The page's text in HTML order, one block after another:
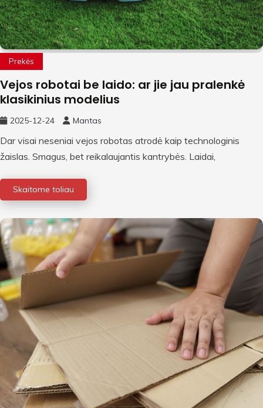
Prekės
Vejos robotai be laido: ar jie jau pralenkė
klasikinius modelius
2025-12-24 Mantas
Dar visai neseniai vejos robotas atrodė kaip technologinis
žaislas. Smagus, bet reikalaujantis kantrybės. Laidai,
Skaitome toliau